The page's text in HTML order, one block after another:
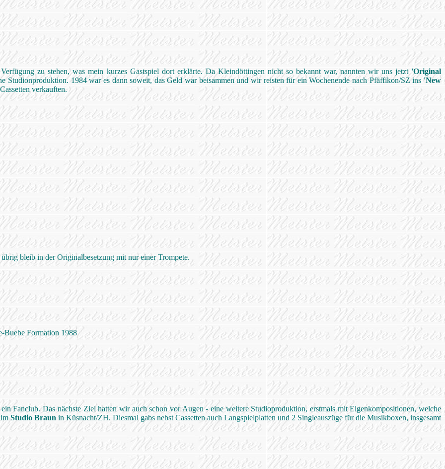
zu stehen, was mein kurzes Gastspiel dort erklärte. Da Kleindöttingen nicht so bekannt war, nannten wir uns jetzt 'Original
Studionproduktion. 1984 war es dann soweit, das Geld war beisammen und wir reisten für ein Wochenende nach Pfäffikon/SZ ins 'New
verkauften.
bleib in der Originalbesetzung mit nur einer Trompete.
Buebe Formation 1988
Fanclub. Das nächste Ziel hatten wir auch schon vor Augen - eine weitere Studioproduktion, erstmals mit Eigenkompositionen, welche
imStudio Braun in Küsnacht/ZH. Diesmal gabs nebst Cassetten auch Langspielplatten und 2 Singleauszüge für die Musikboxen, insgesamt